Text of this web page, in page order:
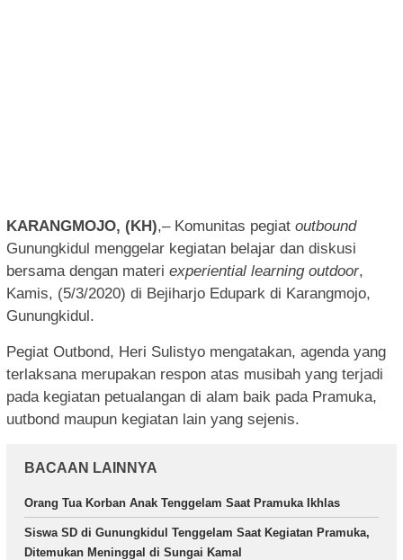
KARANGMOJO, (KH),– Komunitas pegiat outbound
Gunungkidul menggelar kegiatan belajar dan diskusi
bersama dengan materi experiential learning outdoor,
Kamis, (5/3/2020) di Bejiharjo Edupark di Karangmojo,
Gunungkidul.
Pegiat Outbond, Heri Sulistyo mengatakan, agenda yang
terlaksana merupakan respon atas musibah yang terjadi
pada kegiatan petualangan di alam baik pada Pramuka,
uutbond maupun kegiatan lain yang sejenis.
BACAAN LAINNYA
Orang Tua Korban Anak Tenggelam Saat Pramuka Ikhlas
Siswa SD di Gunungkidul Tenggelam Saat Kegiatan Pramuka,
Ditemukan Meninggal di Sungai Kamal